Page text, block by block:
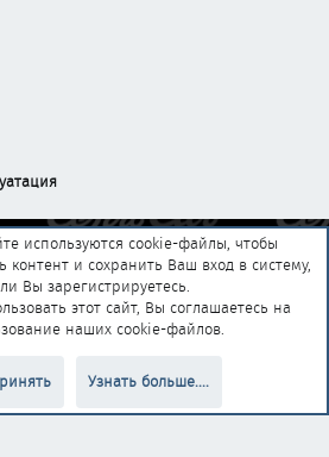
и правила
Помощь Главная
R
от Jumuro®
используются cookie-файлы, чтобы
контент и сохранить Ваш вход в систему,
Вы зарегистрируетесь.
этот сайт, Вы соглашаетесь на
наших cookie-файлов.
Узнать больше....